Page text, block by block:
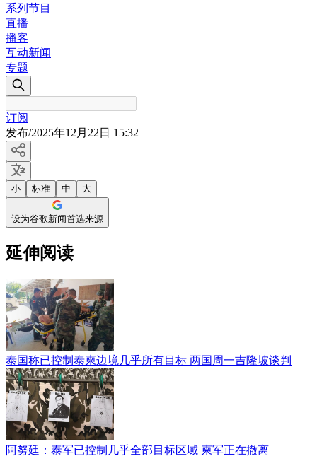
系列节目
直播
播客
互动新闻
专题
订阅
发布/2025年12月22日 15:32
小 标准 中 大
设为谷歌新闻首选来源
延伸阅读
泰国称已控制泰柬边境几乎所有目标 两国周一吉隆坡谈判
阿努廷：泰军已控制几乎全部目标区域 柬军正在撤离